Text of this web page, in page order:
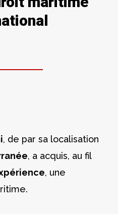
, de par sa localisation
, a acquis, au fil
, une